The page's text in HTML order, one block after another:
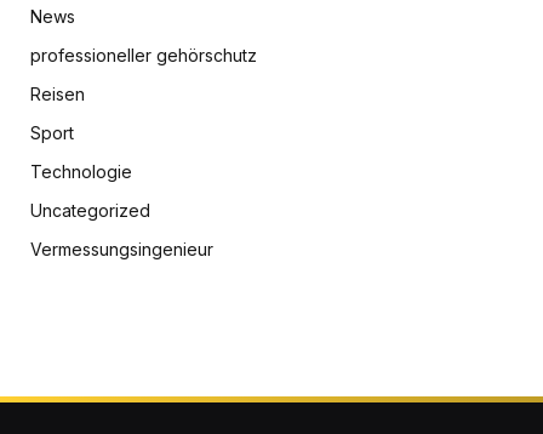
News
professioneller gehörschutz
Reisen
Sport
Technologie
Uncategorized
Vermessungsingenieur